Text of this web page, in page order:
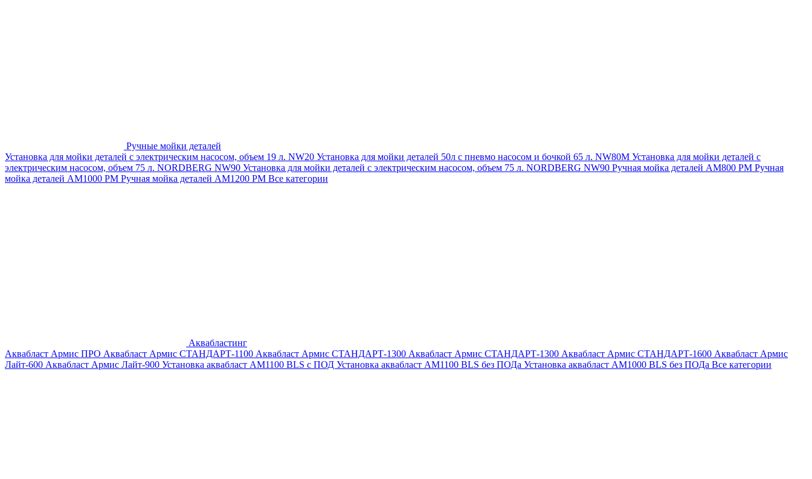
Ручные мойки деталей
Установка для мойки деталей с электрическим насосом, объем 19 л. NW20 Установка для мойки деталей 50л с пневмо насосом и бочкой 65 л. NW80M Установка для мойки деталей с
электрическим насосом, объем 75 л. NORDBERG NW90 Установка для мойки деталей с электрическим насосом, объем 75 л. NORDBERG NW90 Ручная мойка деталей АМ800 РМ Ручная
мойка деталей АМ1000 РМ Ручная мойка деталей АМ1200 РМ Все категории
Аквабластинг
Аквабласт Армис ПРО Аквабласт Армис СТАНДАРТ-1100 Аквабласт Армис СТАНДАРТ-1300 Аквабласт Армис СТАНДАРТ-1300 Аквабласт Армис СТАНДАРТ-1600 Аквабласт Армис
Лайт-600 Аквабласт Армис Лайт-900 Установка аквабласт AM1100 BLS с ПОД Установка аквабласт AM1100 BLS без ПОДа Установка аквабласт AM1000 BLS без ПОДа Все категории